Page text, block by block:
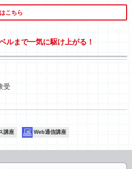
こちら
ルまで一気に駆け上がる！
受
講座 Web通信講座